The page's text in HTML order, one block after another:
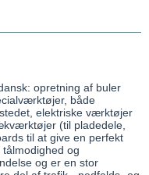
opretning af buler
både
elektriske værktøjer
(til pladedele,
til at give en perfekt
og
og er en stor